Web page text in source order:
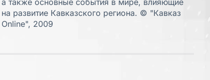
а также основные события в мире, влияющие
на развитие Кавказского региона. © "Кавказ
Online", 2009